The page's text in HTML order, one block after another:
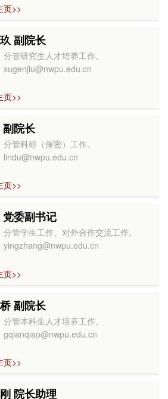
页>>
副院长
分管研究生人才培养工作。
xugenjiu@nwpu.edu.cn
页>>
院长
管科研（保密）工作。
lindu@nwpu.edu.cn
页>>
委副书记
分管学生工作、对外合作交流工作。
yingzhang@nwpu.edu.cn
页>>
副院长
分管本科生人才培养工作。
gqianqiao@nwpu.edu.cn
页>>
院长助理